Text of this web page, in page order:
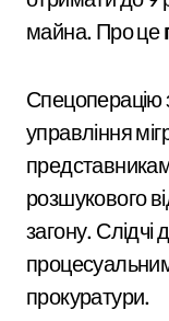
майна. Про це
Спецоперацію
управління
розшукового
загону. Слідчі
прокуратури.